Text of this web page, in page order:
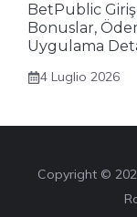
BetPublic
Bonuslar,
Uygulama
4 Luglio 2026
Copyright ©